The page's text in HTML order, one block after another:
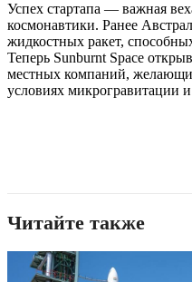
Успех стартапа — важная
космонавтики. Ранее
жидкостных ракет,
Теперь Sunburnt Space
местных компаний,
условиях микрогравитации
Читайте также